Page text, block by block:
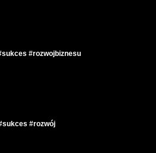
#rozwojbiznesu
#rozwój